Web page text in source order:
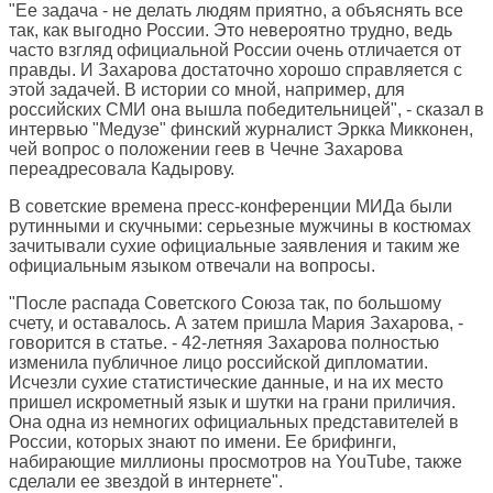
"Ее задача - не делать людям приятно, а объяснять все
так, как выгодно России. Это невероятно трудно, ведь
часто взгляд официальной России очень отличается от
правды. И Захарова достаточно хорошо справляется с
этой задачей. В истории со мной, например, для
российских СМИ она вышла победительницей", - сказал в
интервью "Медузе" финский журналист Эркка Микконен,
чей вопрос о положении геев в Чечне Захарова
переадресовала Кадырову.
В советские времена пресс-конференции МИДа были
рутинными и скучными: серьезные мужчины в костюмах
зачитывали сухие официальные заявления и таким же
официальным языком отвечали на вопросы.
"После распада Советского Союза так, по большому
счету, и оставалось. А затем пришла Мария Захарова, -
говорится в статье. - 42-летняя Захарова полностью
изменила публичное лицо российской дипломатии.
Исчезли сухие статистические данные, и на их место
пришел искрометный язык и шутки на грани приличия.
Она одна из немногих официальных представителей в
России, которых знают по имени. Ее брифинги,
набирающие миллионы просмотров на YouTube, также
сделали ее звездой в интернете".